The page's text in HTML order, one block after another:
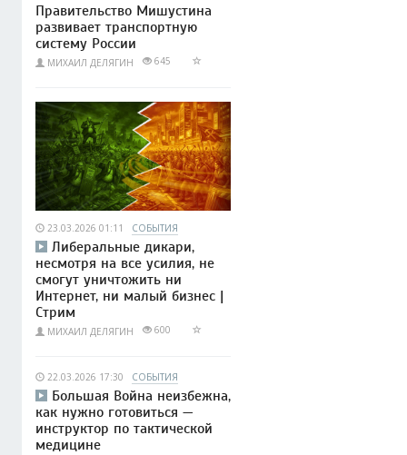
Правительство Мишустина
развивает транспортную
систему России
МИХАИЛ ДЕЛЯГИН 645
23.03.2026 01:11 СОБЫТИЯ
Либеральные дикари,
несмотря на все усилия, не
смогут уничтожить ни
Интернет, ни малый бизнес |
Стрим
МИХАИЛ ДЕЛЯГИН 600
22.03.2026 17:30 СОБЫТИЯ
Большая Война неизбежна,
как нужно готовиться —
инструктор по тактической
медицине